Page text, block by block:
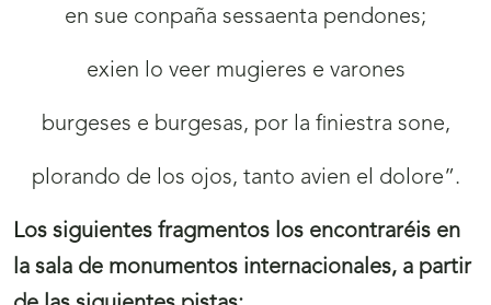
en sue conpaña sessaenta pendones;
exien lo veer mugieres e varones
burgeses e burgesas, por la finiestra sone,
plorando de los ojos, tanto avien el dolore”.
Los siguientes fragmentos los encontraréis en
la sala de monumentos internacionales, a partir